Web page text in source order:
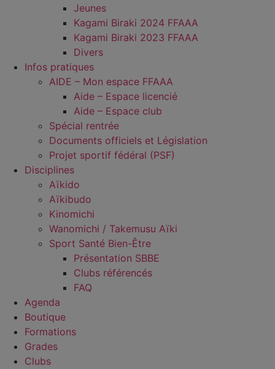
Jeunes
Kagami Biraki 2024 FFAAA
Kagami Biraki 2023 FFAAA
Divers
Infos pratiques
AIDE – Mon espace FFAAA
Aide – Espace licencié
Aide – Espace club
Spécial rentrée
Documents officiels et Législation
Projet sportif fédéral (PSF)
Disciplines
Aïkido
Aïkibudo
Kinomichi
Wanomichi / Takemusu Aïki
Sport Santé Bien-Être
Présentation SBBE
Clubs référencés
FAQ
Agenda
Boutique
Formations
Grades
Clubs